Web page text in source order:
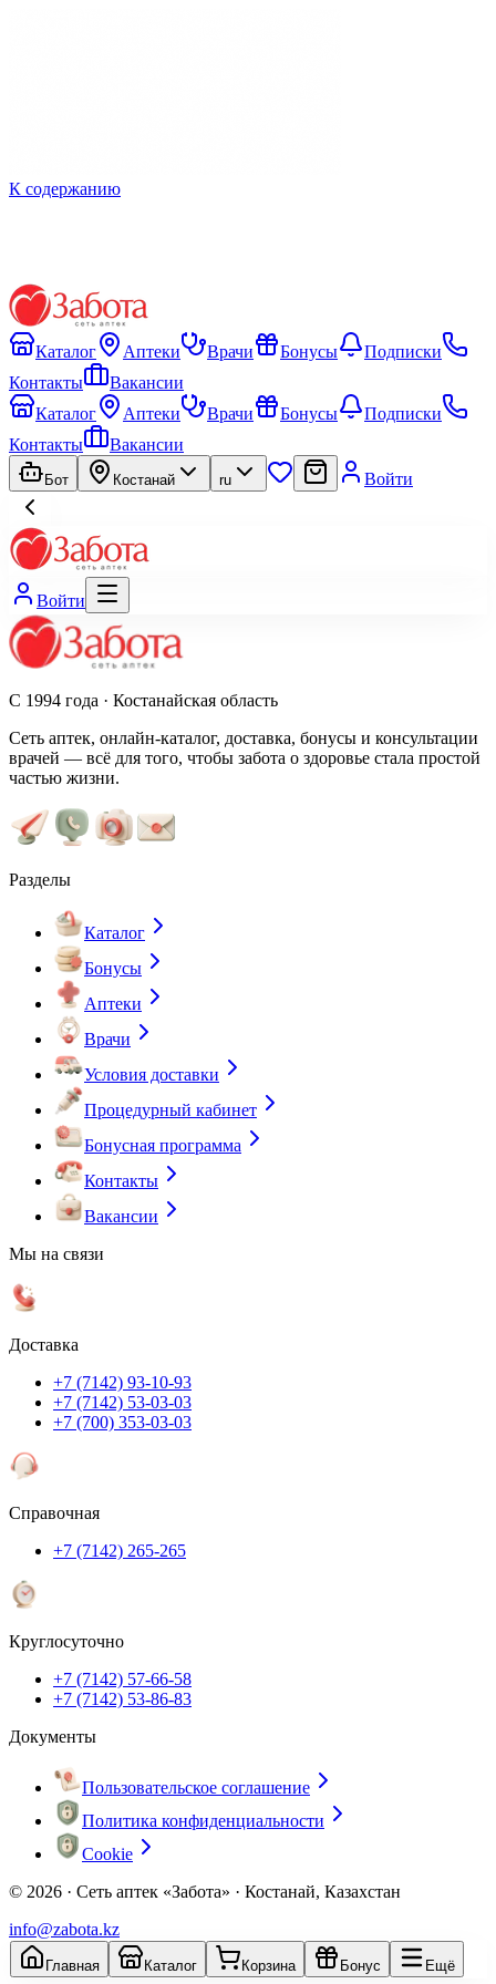
К содержанию
Каталог Аптеки Врачи Бонусы
Подписки
Контакты
Вакансии
Каталог
Аптеки Врачи Бонусы
Подписки
Контакты
Вакансии
Бот Костанай ru Войти
Войти
С 1994 года · Костанайская область
Сеть аптек, онлайн-каталог, доставка, бонусы и консультации
врачей — всё для того, чтобы забота о здоровье стала простой
частью жизни.
Разделы
Каталог
Бонусы
Аптеки
Врачи
Условия доставки
Процедурный кабинет
Бонусная программа
Контакты
Вакансии
Мы на связи
Доставка
+7 (7142) 93-10-93
+7 (7142) 53-03-03
+7 (700) 353-03-03
Справочная
+7 (7142) 265-265
Круглосуточно
+7 (7142) 57-66-58
+7 (7142) 53-86-83
Документы
Пользовательское соглашение
Политика конфиденциальности
Cookie
© 2026 · Сеть аптек «Забота» · Костанай, Казахстан
info@zabota.kz
Главная Каталог Корзина Бонус Ещё